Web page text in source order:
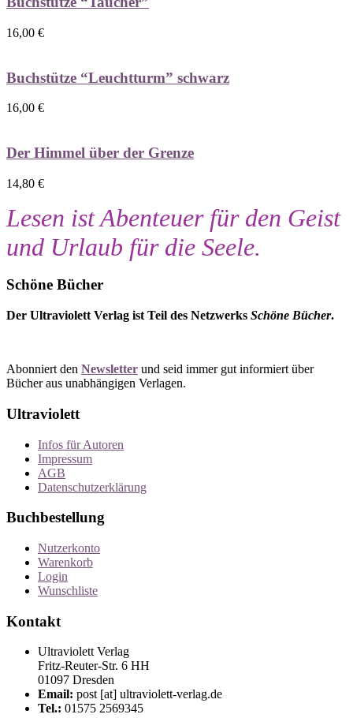
16,00 €
Buchstütze “Leuchtturm” schwarz
16,00 €
Der Himmel über der Grenze
14,80 €
Lesen ist Abenteuer für den Geist
und Urlaub für die Seele.
Schöne Bücher
Der Ultraviolett Verlag ist Teil des Netzwerks Schöne Bücher.
Abonniert den Newsletter und seid immer gut informiert über
Bücher aus unabhängigen Verlagen.
Ultraviolett
Infos für Autoren
Impressum
AGB
Datenschutzerklärung
Buchbestellung
Nutzerkonto
Warenkorb
Login
Wunschliste
Kontakt
Ultraviolett Verlag
Fritz-Reuter-Str. 6 HH
01097 Dresden
Email: post [at] ultraviolett-verlag.de
Tel.: 01575 2569345